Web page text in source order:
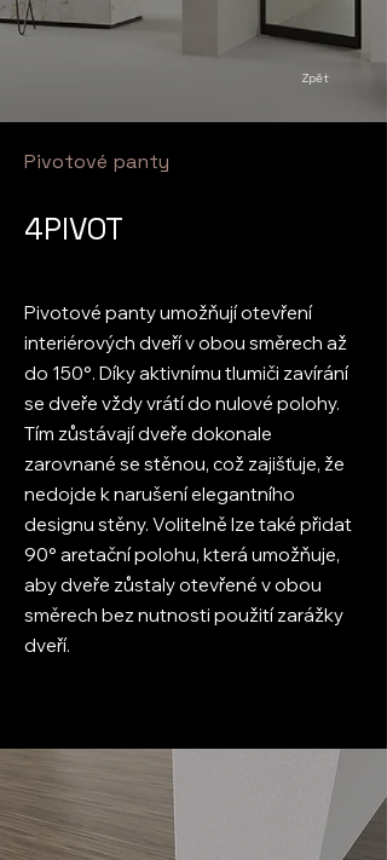
Zpět
Pivotové panty
4PIVOT
Pivotové panty umožňují otevření
interiérových dveří v obou směrech až
do 150°. Díky aktivnímu tlumiči zavírání
se dveře vždy vrátí do nulové polohy.
Tím zůstávají dveře dokonale
zarovnané se stěnou, což zajišťuje, že
nedojde k narušení elegantního
designu stěny. Volitelně lze také přidat
90° aretační polohu, která umožňuje,
aby dveře zůstaly otevřené v obou
směrech bez nutnosti použití zarážky
dveří.